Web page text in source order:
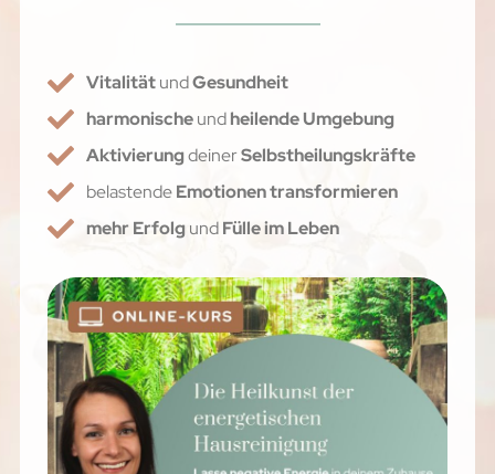
VitalitätundGesundheit
harmonischeundheilende Umgebung
AktivierungdeinerSelbstheilungskräfte
belastendeEmotionen transformieren
mehr ErfolgundFülle im Leben